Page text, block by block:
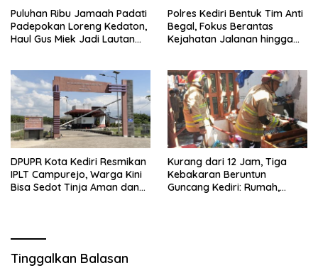
Puluhan Ribu Jamaah Padati
Padepokan Loreng Kedaton,
Haul Gus Miek Jadi Lautan
Polres Kediri Bentuk Tim Anti
Begal, Fokus Berantas
Kejahatan Jalanan hingga
DPUPR Kota Kediri Resmikan
IPLT Campurejo, Warga Kini
Bisa Sedot Tinja Aman dan
Kurang dari 12 Jam, Tiga
Kebakaran Beruntun
Guncang Kediri: Rumah,
Tinggalkan Balasan